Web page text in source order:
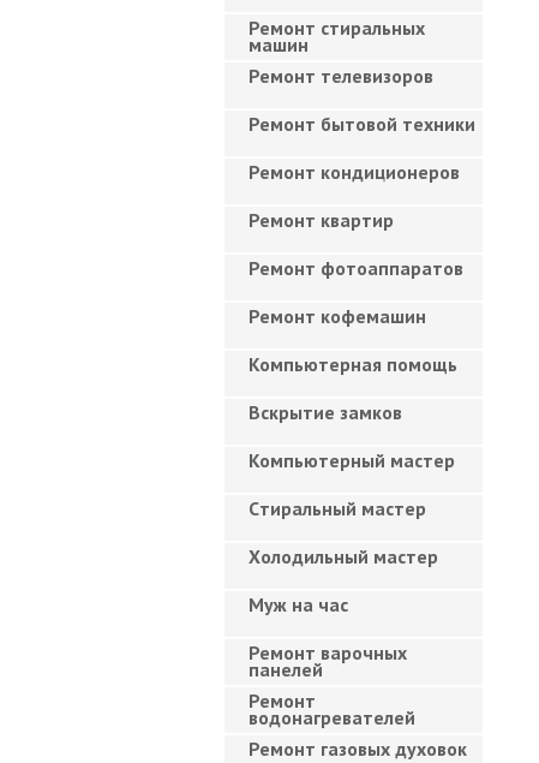
Ремонт стиральных
машин
Ремонт телевизоров
Ремонт бытовой техники
Ремонт кондиционеров
Ремонт квартир
Ремонт фотоаппаратов
Ремонт кофемашин
Компьютерная помощь
Вскрытие замков
Компьютерный мастер
Cтиральный мастер
Холодильный мастер
Муж на час
Ремонт варочных
панелей
Ремонт
водонагревателей
Ремонт газовых духовок